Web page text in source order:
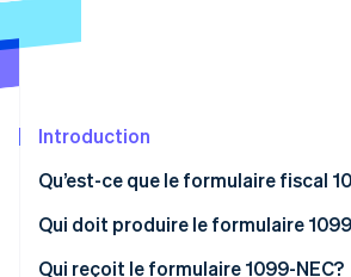
Constitution d'une entreprise
Identity
Stripe App
Introduction
Qu’est-ce que le formulaire fiscal
Qui doit produire le formulaire
Qui reçoit le formulaire 1099-NEC?